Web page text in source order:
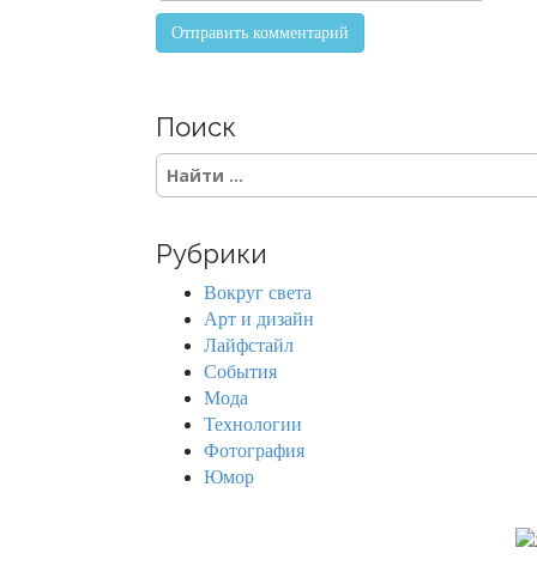
Поиск
S
c
Рубрики
Вокруг света
Арт и дизайн
Лайфстайл
События
Мода
Технологии
Фотография
Юмор